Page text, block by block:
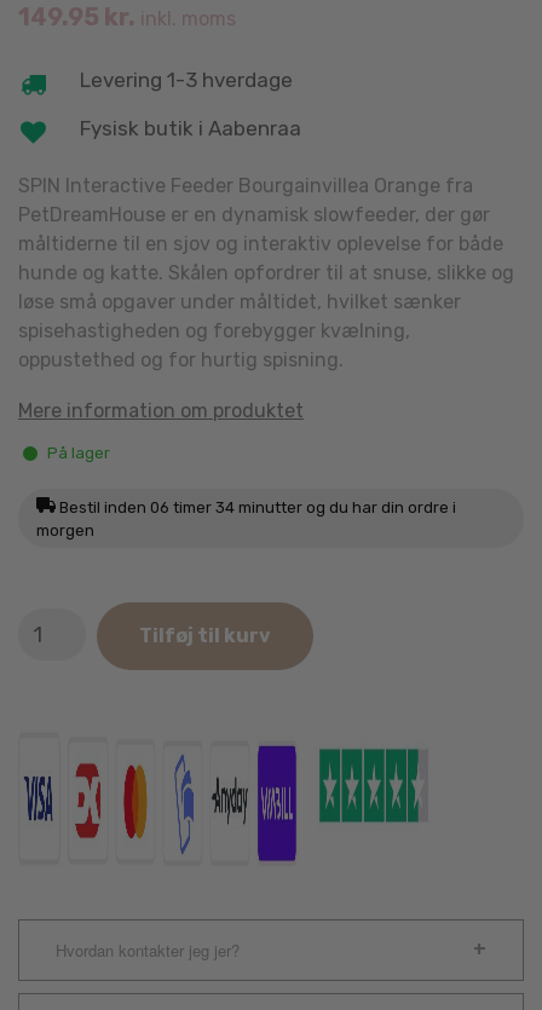
149.95 kr. inkl. moms
Levering 1-3 hverdage
Fysisk butik i Aabenraa
SPIN Interactive Feeder Bourgainvillea Orange fra
PetDreamHouse er en dynamisk slowfeeder, der gør
måltiderne til en sjov og interaktiv oplevelse for både
hunde og katte. Skålen opfordrer til at snuse, slikke og
løse små opgaver under måltidet, hvilket sænker
spisehastigheden og forebygger kvælning,
oppustethed og for hurtig spisning.
Mere information om produktet
På lager
Bestil inden 06 timer 34 minutter og du har din ordre i
morgen
Interactive
Tilføj til kurv
Hvordan kontakter jeg jer?